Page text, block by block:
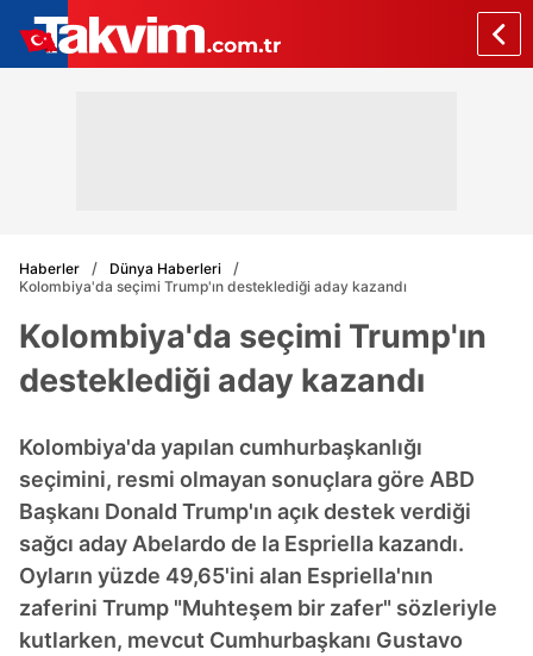
Haberler
Dünya Haberleri
Kolombiya'da seçimi Trump'ın desteklediği aday kazandı
Kolombiya'da seçimi Trump'ın
desteklediği aday kazandı
Kolombiya'da yapılan cumhurbaşkanlığı
seçimini, resmi olmayan sonuçlara göre ABD
Başkanı Donald Trump'ın açık destek verdiği
sağcı aday Abelardo de la Espriella kazandı.
Oyların yüzde 49,65'ini alan Espriella'nın
zaferini Trump "Muhteşem bir zafer" sözleriyle
kutlarken, mevcut Cumhurbaşkanı Gustavo